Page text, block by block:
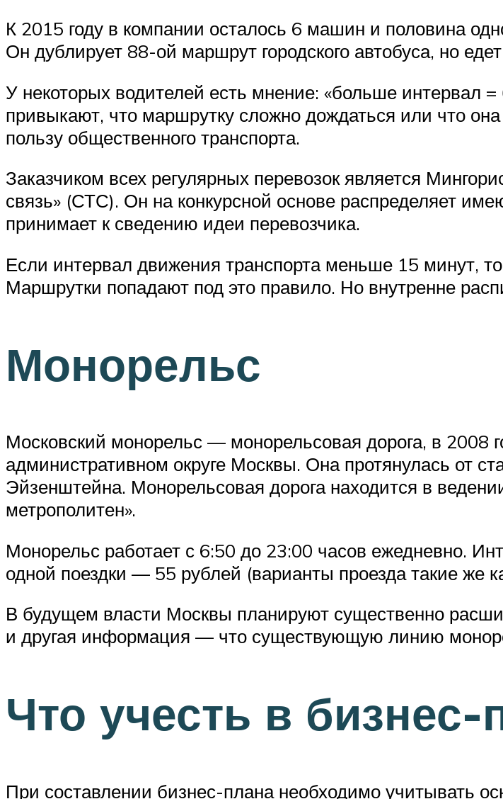
К 2015 году в компании осталось 6 машин и половина
Он дублирует 88-ой маршрут городского автобуса, но
У некоторых водителей есть мнение: «больше интервал
привыкают, что маршрутку сложно дождаться или что она
пользу общественного транспорта.
Заказчиком всех регулярных перевозок является
связь» (СТС). Он на конкурсной основе распределяет
принимает к сведению идеи перевозчика.
Если интервал движения транспорта меньше 15 минут,
Маршрутки попадают под это правило. Но внутренне
Монорельс
Московский монорельс — монорельсовая дорога, в 2008
административном округе Москвы. Она протянулась от
Эйзенштейна. Монорельсовая дорога находится в
метрополитен».
Монорельс работает с 6:50 до 23:00 часов ежедневно.
одной поездки — 55 рублей (варианты проезда такие же
В будущем власти Москвы планируют существенно
и другая информация — что существующую линию
Что учесть в бизнес-
При составлении бизнес-плана необходимо учитывать